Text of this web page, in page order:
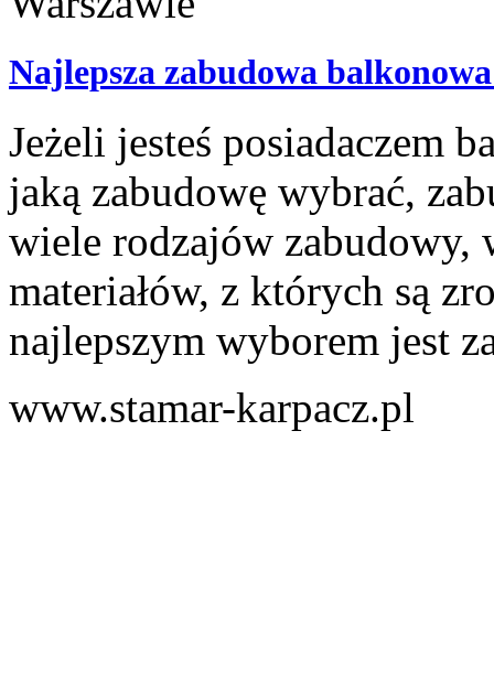
Najlepsza zabudowa
Jeżeli jesteś posiadaczem
jaką zabudowę wybrać,
wiele rodzajów
materiałów, z których są
najlepszym wyborem jest
www.stamar-karpacz.pl